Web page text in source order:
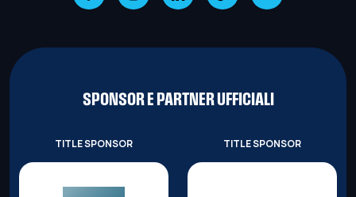
SPONSOR E PARTNER UFFICIALI
TITLE SPONSOR TITLE SPONSOR